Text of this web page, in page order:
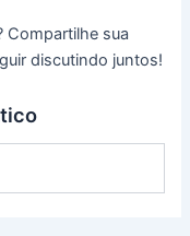
Compartilhe sua
discutindo juntos!